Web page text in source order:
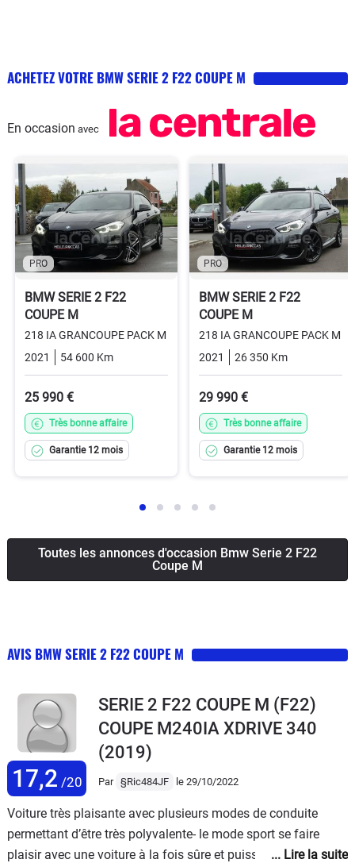
ACHETEZ VOTRE BMW SERIE 2 F22 COUPE M
En occasion avec
PRO
BMW SERIE 2 F22
COUPE M
218 IA GRANCOUPE PACK M
2021
54 600 Km Essence
25 990 €
Très bonne affaire
Garantie 12 mois
PRO
BMW SERIE 2 F22
COUPE M
218 IA GRANCOUPE PACK M
2021
26 350 Km
29 990 €
Très bonne affaire
Garantie 12 mois
Toutes les annonces d'occasion Bmw Serie 2 F22
Coupe M
AVIS BMW SERIE 2 F22 COUPE M
17,2 /20
SERIE 2 F22 COUPE M (F22)
COUPE M240IA XDRIVE 340
(2019)
Par §Ric484JF le 29/10/2022
Voiture très plaisante avec plusieurs modes de conduite
permettant d’être très polyvalente- le mode sport se faire
plaisir avec une voiture à la fois sûre et puissante et le mode